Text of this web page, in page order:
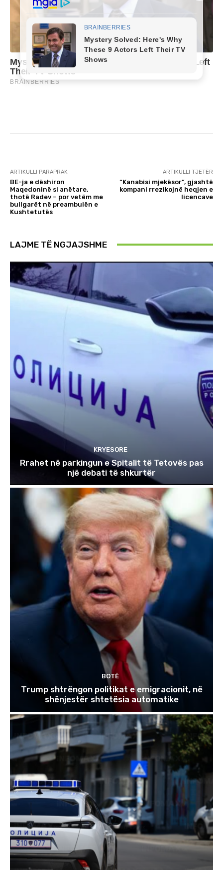
ARTIKULLI PARAPRAK
BE-ja e dëshiron
Maqedoninë si anëtare,
thotë Radev – por vetëm me
bullgarët në preambulën e
Kushtetutës
ARTIKULLI TJETËR
“Kanabisi mjekësor”, gjashtë
kompani rrezikojnë heqjen e
licencave
LAJME TË NGJAJSHME
KRYESORE
Rrahet në parkingun e Spitalit të Tetovës pas
një debati të shkurtër
BOTË
Trump shtrëngon politikat e emigracionit, në
shënjestër shtetësia automatike